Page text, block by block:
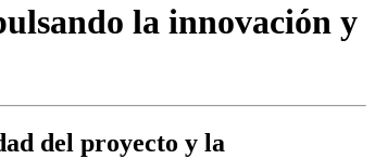
la innovación y
del proyecto y la